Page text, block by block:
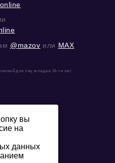
@mazov или MAX
для лиц младше 16-ти лет.
вы
на
данных